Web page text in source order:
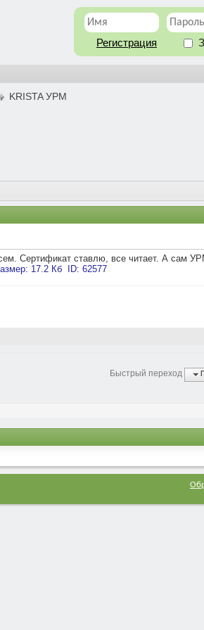
Регистрация
KRISTA УРМ
Сертификат ставлю, все читает. А сам
Быстрый переход